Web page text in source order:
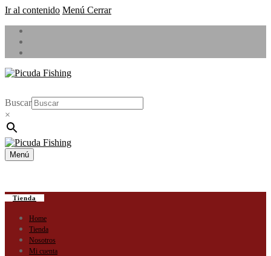
Ir al contenido Menú Cerrar
Buscar
×
Menú
Tienda
Home
Tienda
Nosotros
Mi cuenta